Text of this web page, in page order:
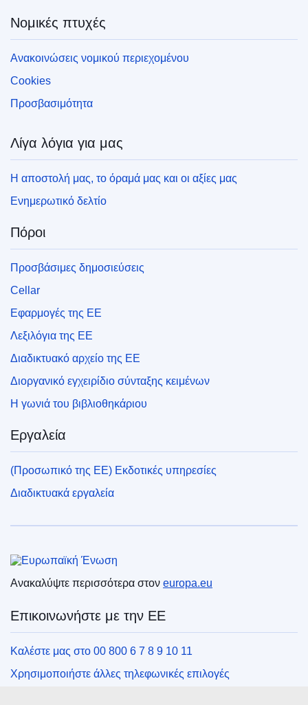
Νομικές πτυχές
Ανακοινώσεις νομικού περιεχομένου
Cookies
Προσβασιμότητα
Λίγα λόγια για μας
Η αποστολή μας, το όραμά μας και οι αξίες μας
Ενημερωτικό δελτίο
Πόροι
Προσβάσιμες δημοσιεύσεις
Cellar
Εφαρμογές της ΕΕ
Λεξιλόγια της ΕΕ
Διαδικτυακό αρχείο της ΕΕ
Διοργανικό εγχειρίδιο σύνταξης κειμένων
Η γωνιά του βιβλιοθηκάριου
Εργαλεία
(Προσωπικό της ΕΕ) Εκδοτικές υπηρεσίες
Διαδικτυακά εργαλεία
Ευρωπαϊκή Ένωση
Ανακαλύψτε περισσότερα στον europa.eu
Επικοινωνήστε με την ΕΕ
Καλέστε μας στο 00 800 6 7 8 9 10 11
Χρησιμοποιήστε άλλες τηλεφωνικές επιλογές